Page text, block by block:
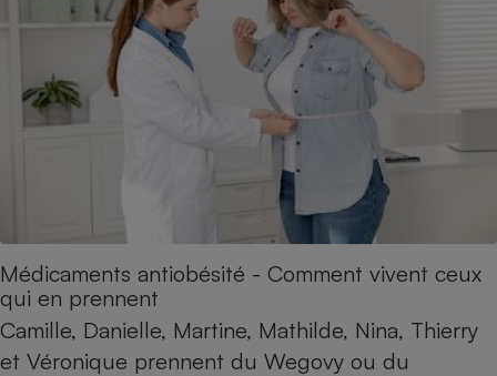
Médicaments antiobésité - Comment vivent ceux
qui en prennent
Camille, Danielle, Martine, Mathilde, Nina, Thierry
et Véronique prennent du Wegovy ou du